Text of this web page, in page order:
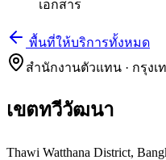
เอกสาร
พื้นที่ให้บริการทั้งหมด
สำนักงานตัวแทน · กรุงเ
เขตทวีวัฒนา
Thawi Watthana District,